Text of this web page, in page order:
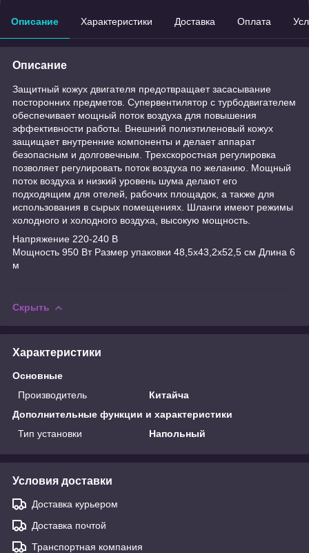
Описание Характеристики Доставка Оплата
Описание
Защитный кожух двигателя предотвращает засасывание
посторонних предметов. Супервентилятор с турбодвигателем
обеспечивает мощный поток воздуха для повышения
эффективности работы. Внешний полиэтиленовый кожух
защищает внутренние компоненты и делает аппарат
безопасным и долговечным. Трехскоростная регулировка
позволяет регулировать поток воздуха по желанию. Мощный
поток воздуха и низкий уровень шума делают его
подходящим для отелей, рабочих площадок, а также для
использования в сырых помещениях. Шланги имеют режимы
холодного и холодного воздуха, высокую мощность.
Напряжение 220-240 В
Мощность 950 Вт Размер упаковки 48,5x43,2x52,5 см Длина 6
м
Скрыть
Характеристики
Основные
Производитель
Китайча
Дополнительные функции и характеристики
Тип установки
Напольный
Условия доставки
Доставка курьером
Доставка почтой
Транспортная компания